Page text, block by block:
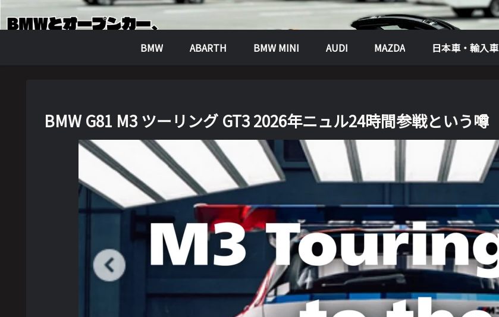
BMW ABARTH BMW MINI AUDI MAZDA 日本車・輸入車
BMW G81 M3 ツーリング GT3 2026年ニュル24時間参戦という噂